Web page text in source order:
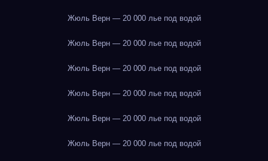
Жюль Верн — 20 000 лье под водой
Жюль Верн — 20 000 лье под водой
Жюль Верн — 20 000 лье под водой
Жюль Верн — 20 000 лье под водой
Жюль Верн — 20 000 лье под водой
Жюль Верн — 20 000 лье под водой